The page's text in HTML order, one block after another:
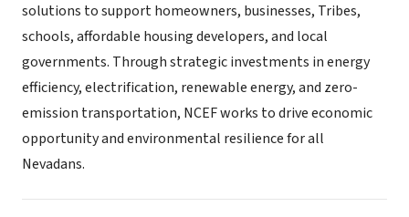
solutions to support homeowners, businesses, Tribes,
schools, affordable housing developers, and local
governments. Through strategic investments in energy
efficiency, electrification, renewable energy, and zero-
emission transportation, NCEF works to drive economic
opportunity and environmental resilience for all
Nevadans.